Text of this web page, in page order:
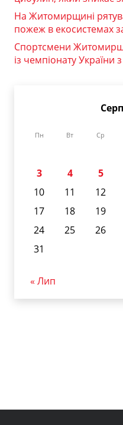
На Житомирщині
пожеж в екосистемах
Спортсмени
із чемпіонату України
Пн Вт Ср
3
4 5
10
11 12
17
18 19
24
25 26
31
« Лип